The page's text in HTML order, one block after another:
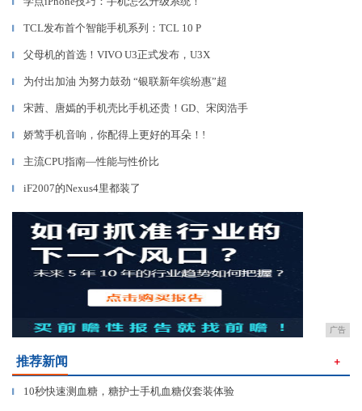
▎
▎ TCL发布首个智能手机系列：TCL 10 P
▎ 父母机的首选！VIVO U3正式发布，U3X
▎ 为付出加油 为努力鼓劲 “银联新年缤纷惠”超
▎ 宋茜、唐嫣的手机壳比手机还贵！GD、宋闵浩手
▎ 娇莺手机音响，你配得上更好的耳朵！!
▎ 主流CPU指南—性能与性价比
▎ iF2007的Nexus4里都装了
广告
推荐新闻 ＋
▎ 10秒快速测血糖，糖护士手机血糖仪套装体验